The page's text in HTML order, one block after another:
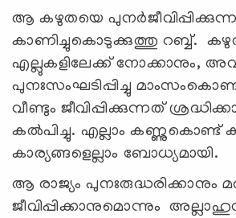
ആ കഴുതയെ
കാണിച്ചുകൊടുക്കുത്തു റബ്ബ്.
എല്ലുകളിലേക്ക് നോക്കാനും,
പുനഃസംഘടിപ്പിച്ചു
വീണ്ടും ജീവിപ്പിക്കുന്നത്
കല്‍പിച്ചു. എല്ലാം കണ്ണുകൊണ്ട്
കാര്യങ്ങളെല്ലാം ബോധ്യമായി.
ആ രാജ്യം പുനഃരുദ്ധരിക്കാനും
ജീവിപ്പിക്കാനുമൊന്നും